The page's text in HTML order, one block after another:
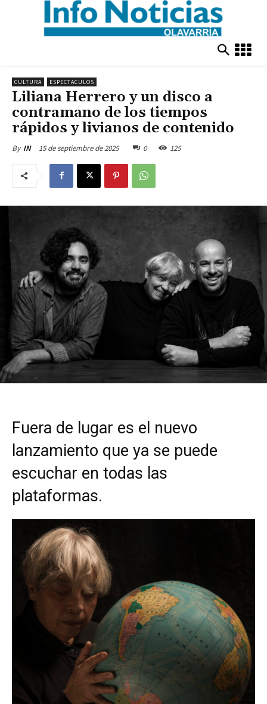
CULTURA ESPECTACULOS
Liliana Herrero y un disco a
contramano de los tiempos
rápidos y livianos de contenido
By IN 15 de septiembre de 2025 0 125
Fuera de lugar es el nuevo
lanzamiento que ya se puede
escuchar en todas las
plataformas.